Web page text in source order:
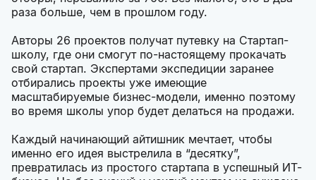
раза больше, чем в прошлом году.
Авторы 26 проектов получат путевку на Стартап-
школу, где они смогут по-настоящему прокачать
свой стартап. Экспертами экспедиции заранее
отбирались проекты уже имеющие
масштабируемые бизнес-модели, именно поэтому
во время школы упор будет делаться на продажи.
Каждый начинающий айтишник мечтает, чтобы
именно его идея выстрелила в “десятку”,
превратилась из простого стартапа в успешный ИТ-